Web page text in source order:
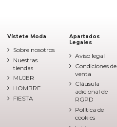
Vístete Moda
Sobre nosotros
Nuestras
tiendas
MUJER
HOMBRE
FIESTA
Apartados
Legales
Aviso legal
Condiciones de
venta
Cláusula
adicional de
RGPD
Política de
cookies